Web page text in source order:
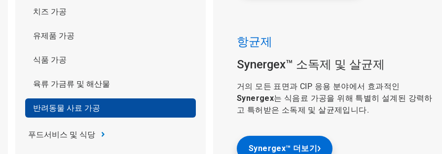
치즈 가공
유제품 가공
식품 가공
육류 가금류 및 해산물
반려동물 사료 가공
푸드서비스 및 식당
항균제
Synergex™ 소독제 및 살균제
거의 모든 표면과 CIP 응용 분야에서 효과적인
Synergex는 식음료 가공을 위해 특별히 설계된 강력하
고 특허받은 소독제 및 살균제입니다.
Synergex™ 더보기